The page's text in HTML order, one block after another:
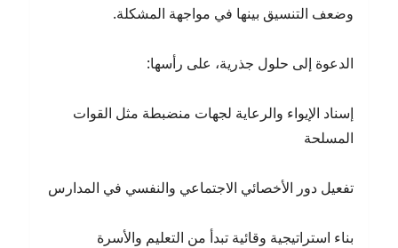
وضعف التنسيق بينها في مواجهة المشكلة.
الدعوة إلى حلول جذرية، على رأسها:
إسناد الإيواء والرعاية لجهات منضبطة مثل القوات
المسلحة
تفعيل دور الأخصائي الاجتماعي والنفسي في المدارس
بناء استراتيجية وقائية تبدأ من التعليم والأسرة